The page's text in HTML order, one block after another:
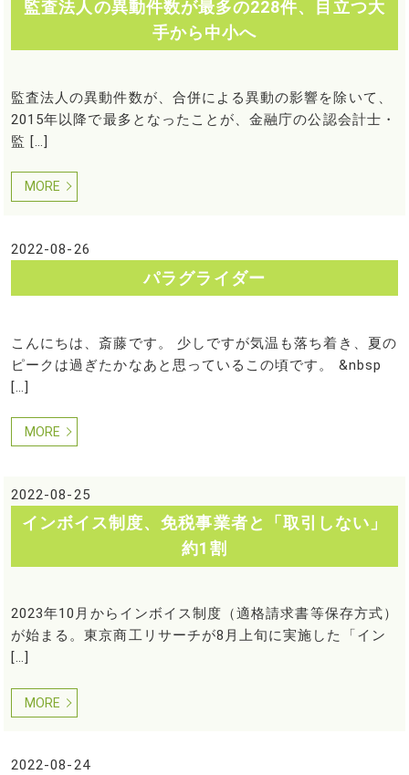
監査法人の異動件数が最多の228件、目立つ大
手から中小へ
監査法人の異動件数が、合併による異動の影響を除いて、
2015年以降で最多となったことが、金融庁の公認会計士・
監 […]
MORE
2022-08-26
パラグライダー
こんにちは、斎藤です。 少しですが気温も落ち着き、夏の
ピークは過ぎたかなあと思っているこの頃です。 &nbsp
[…]
MORE
2022-08-25
インボイス制度、免税事業者と「取引しない」
約1割
2023年10月からインボイス制度（適格請求書等保存方式）
が始まる。東京商工リサーチが8月上旬に実施した「イン
[…]
MORE
2022-08-24